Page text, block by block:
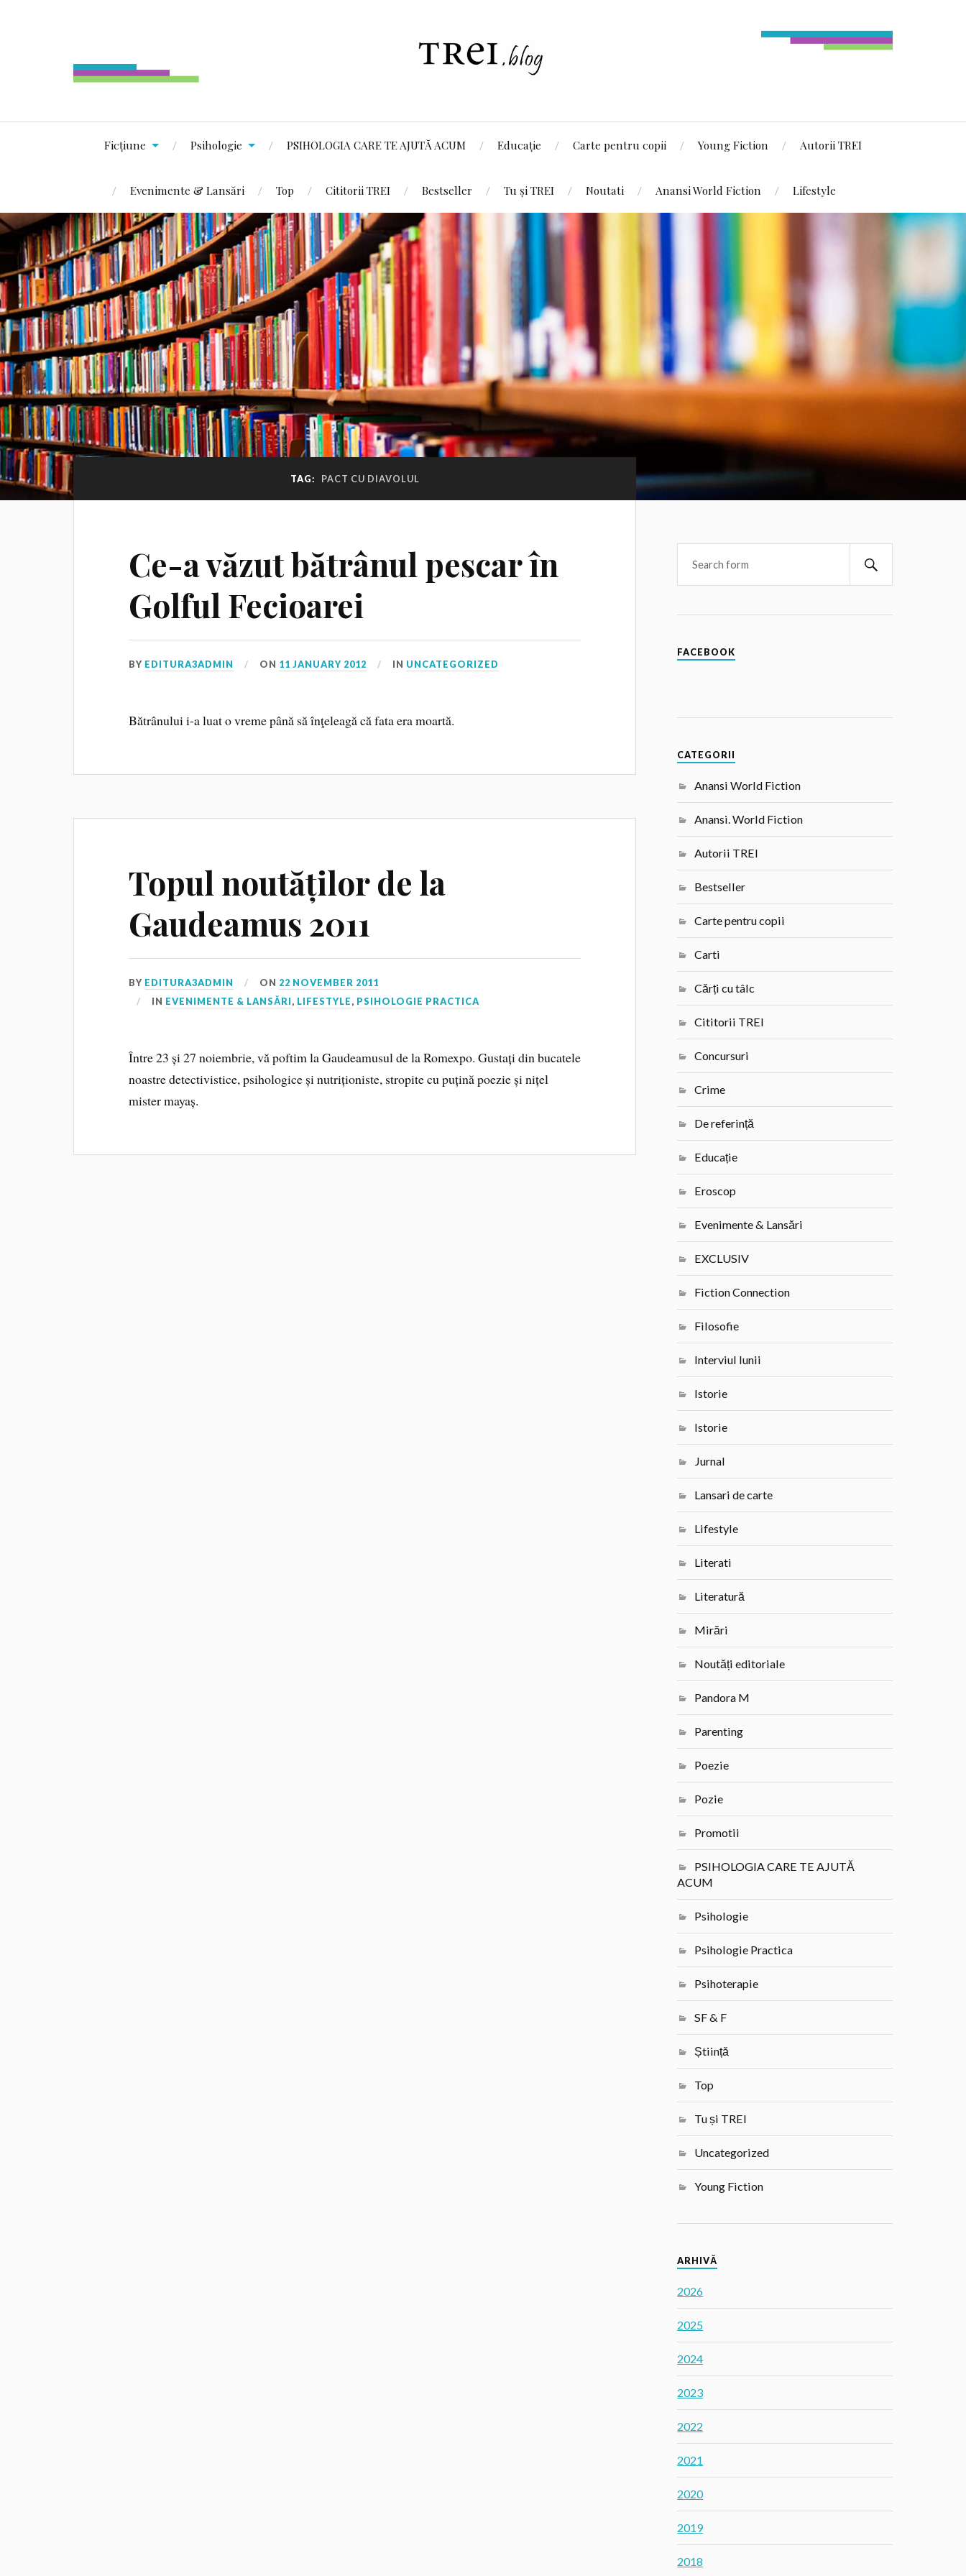
Ficțiune Psihologie PSIHOLOGIA CARE TE AJUTĂ ACUM Educație Carte pentru copii Young Fiction Autorii TREI
Evenimente & Lansări Top Cititorii TREI Bestseller Tu și TREI Noutati Anansi World Fiction Lifestyle
TAG: PACT CU DIAVOLUL
Ce-a văzut bătrânul pescar în
Golful Fecioarei
BY EDITURA3ADMIN ON 11 JANUARY 2012 IN UNCATEGORIZED
Bătrânului i-a luat o vreme până să înţeleagă că fata era moartă.
Topul noutăților de la
Gaudeamus 2011
BY EDITURA3ADMIN ON 22 NOVEMBER 2011
IN EVENIMENTE & LANSĂRI, LIFESTYLE, PSIHOLOGIE PRACTICA
Între 23 și 27 noiembrie, vă poftim la Gaudeamusul de la Romexpo. Gustați din bucatele
noastre detectivistice, psihologice și nutriționiste, stropite cu puțină poezie și nițel
mister mayaș.
FACEBOOK
CATEGORII
Anansi World Fiction
Anansi. World Fiction
Autorii TREI
Bestseller
Carte pentru copii
Carti
Cărți cu tâlc
Cititorii TREI
Concursuri
Crime
De referință
Educație
Eroscop
Evenimente & Lansări
EXCLUSIV
Fiction Connection
Filosofie
Interviul lunii
Istorie
Istorie
Jurnal
Lansari de carte
Lifestyle
Literati
Literatură
Mirări
Noutăți editoriale
Pandora M
Parenting
Poezie
Pozie
Promotii
PSIHOLOGIA CARE TE AJUTĂ
ACUM
Psihologie
Psihologie Practica
Psihoterapie
SF & F
Știință
Top
Tu și TREI
Uncategorized
Young Fiction
ARHIVĂ
2026
2025
2024
2023
2022
2021
2020
2019
2018